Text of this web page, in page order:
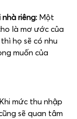
riêng: Một
là mơ ước của
họ sẽ có nhu
muốn của
Khi mức thu nhập
sẽ quan tâm